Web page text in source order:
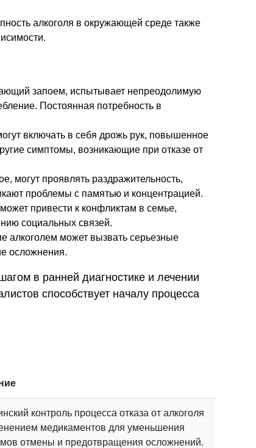
алкоголя в окружающей среде также
запоем, испытывает непреодолимую
Постоянная потребность в
включать в себя дрожь рук, повышенное
симптомы, возникающие при отказе от
могут проявлять раздражительность,
проблемы с памятью и концентрацией.
привести к конфликтам в семье,
социальных связей.
алкоголем может вызвать серьезные
осложнения.
в ранней диагностике и лечении
способствует началу процесса
контроль процесса отказа от алкоголя
медикаментов для уменьшения
отмены и предотвращения осложнений.